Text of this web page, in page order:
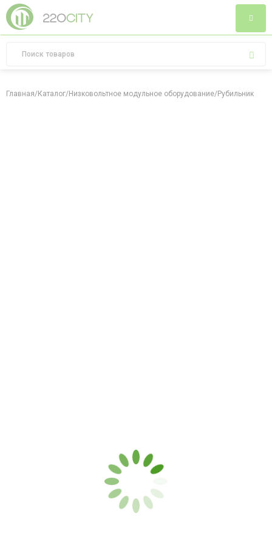
Главная/Каталог/Низковольтное модульное оборудование/Рубильники